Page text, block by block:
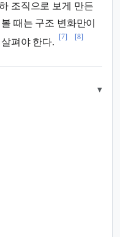
조직으로 보게 만든
때는 구조 변화만이
펴야 한다.
[7] [8]
▾